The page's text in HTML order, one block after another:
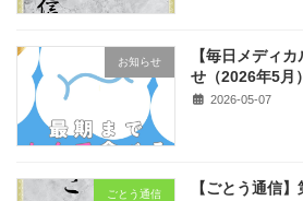
お知らせ
【毎日メディ
せ（2026年5月）
2026-05-07
ごとう通信 【ごとう通信